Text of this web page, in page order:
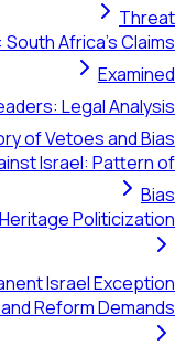
ICJ Genocide
ICC Arrest
UN Security
UN General
UNESCO Jerusalem
UNHRC
UNRWA